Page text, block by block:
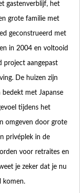
gastenverblijf, het
grote familie met
geconstrueerd met
in 2004 en voltooid
project aangepast
De huizen zijn
met Japanse
tijdens het
omgeven door grote
privéplek in de
voor retraites en
je zeker dat je nu
komen.